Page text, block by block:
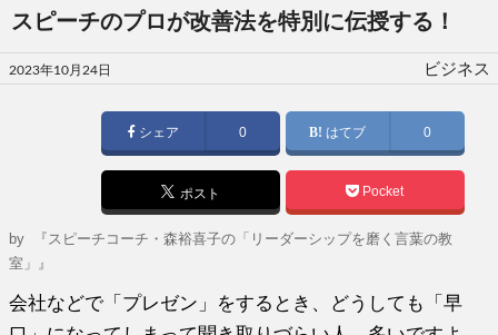
スピーチのプロが改善法を特別に伝授する！
投
稿
2023年10月24日 ビジネス
シェア 0 はてブ 0
ポスト Pocket
by
『スピーチコーチ・森裕喜子の「リーダーシップを磨く言葉の教
室」』
会社などで「プレゼン」をするとき、どうしても「早